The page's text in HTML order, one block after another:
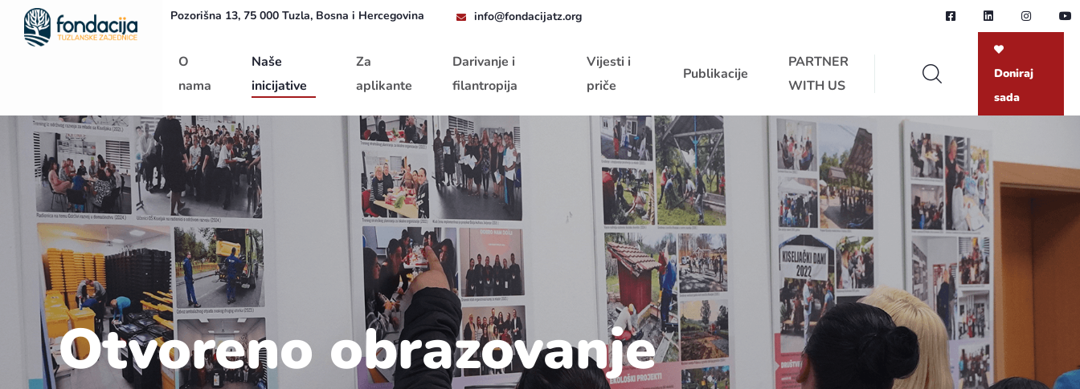
Početna Pozorišna 13, 75 000 Tuzla, Bosna i Hercegovina info@fondacijatz.org
O
nama
Naše
inicijative
Za
aplikante
Darivanje i
filantropija
Vijesti i
priče
Publikacije
PARTNER
WITH US
Doniraj
sada
Otvoreno obrazovanje